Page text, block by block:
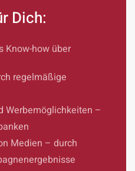
Dich:
Know-how über
regelmäßige
Werbemöglichkeiten –
Medien – durch